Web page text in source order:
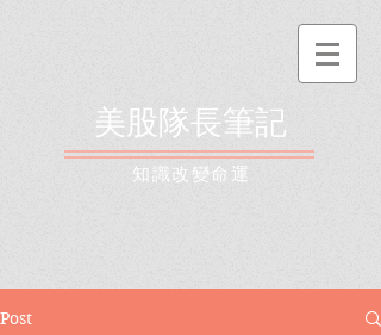
美股隊長筆記
​知識改變命運
Post